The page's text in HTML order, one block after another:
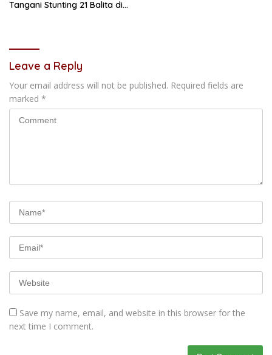
Tangani Stunting 21 Balita di
Leave a Reply
Your email address will not be published. Required fields are
marked *
Save my name, email, and website in this browser for the
next time I comment.